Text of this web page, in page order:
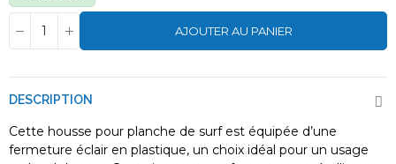
AJOUTER AU PANIER
DESCRIPTION
Cette housse pour planche de surf est équipée d’une
fermeture éclair en plastique, un choix idéal pour un usage